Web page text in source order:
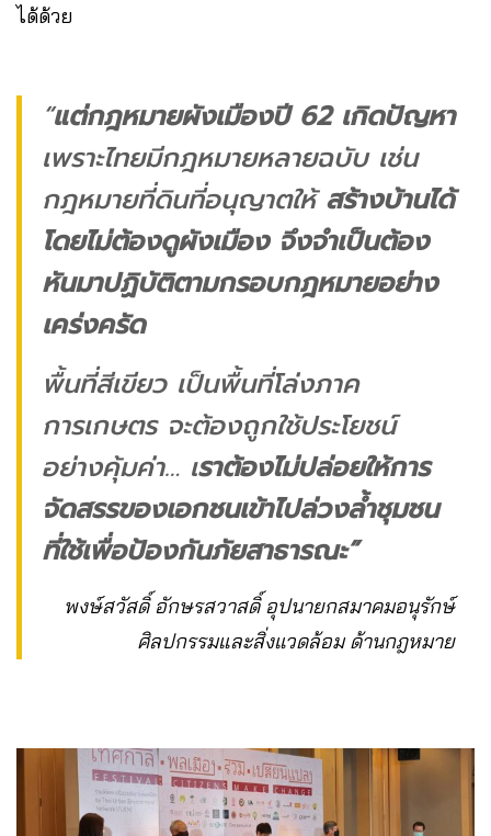
ได้ด้วย
“แต่กฎหมายผังเมืองปี 62 เกิดปัญหา
เพราะไทยมีกฎหมายหลายฉบับ เช่น
กฎหมายที่ดินที่อนุญาตให้สร้างบ้านได้
โดยไม่ต้องดูผังเมือง จึงจำเป็นต้อง
หันมาปฏิบัติตามกรอบกฎหมายอย่าง
เคร่งครัด
พื้นที่สีเขียว เป็นพื้นที่โล่งภาค
การเกษตร จะต้องถูกใช้ประโยชน์
อย่างคุ้มค่า… เราต้องไม่ปล่อยให้การ
จัดสรรของเอกชนเข้าไปล่วงล้ำชุมชน
ที่ใช้เพื่อป้องกันภัยสาธารณะ”
พงษ์สวัสดิ์ อักษรสวาสดิ์ อุปนายกสมาคมอนุรักษ์
ศิลปกรรมและสิ่งแวดล้อม ด้านกฎหมาย